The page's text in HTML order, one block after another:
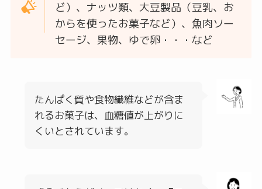
ど）、ナッツ類、大豆製品（豆乳、お
からを使ったお菓子など）、魚肉ソー
セージ、果物、ゆで卵・・・など
たんぱく質や食物繊維などが含ま
れるお菓子は、血糖値が上がりに
くいとされています。